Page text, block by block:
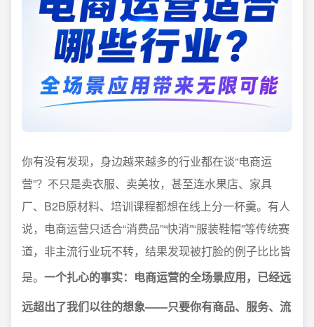
你有没有发现，身边越来越多的行业都在谈“电商运
营”？不只是卖衣服、卖美妆，甚至连水果店、家具
厂、B2B原材料、培训课程都想在线上分一杯羹。有人
说，电商运营只适合“消费品”“快消”“服装鞋帽”等传统赛
道，非主流行业玩不转，结果发现被打脸的例子比比皆
是。 一个扎心的事实：电商运营的全场景应用，已经远
远超出了我们以往的想象——只要你有商品、服务、流